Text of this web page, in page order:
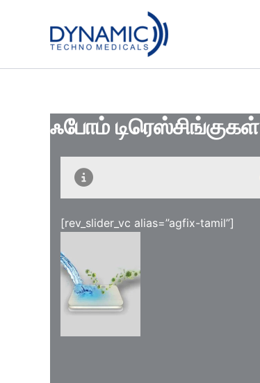
ஃபோம் டிரெஸ்சிங்குகள்
[rev_slider_vc alias=”agfix-tamil”]